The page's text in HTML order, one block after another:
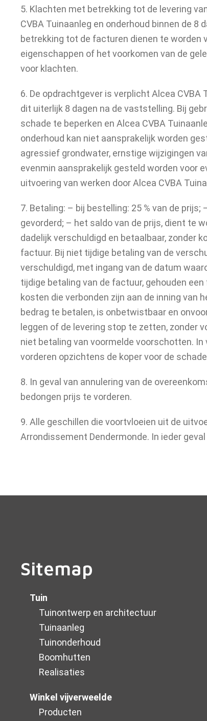
5. Klachten met betrekking tot de levering
CVBA Tuinaanleg en onderhoud binnen de
betrekking tot de facturen dienen te worden
eigenschappen of het voorkomen van de
voor klachten.
6. De opdrachtgever is verplicht Alcea
dit uiterlijk 8 dagen na de vaststelling. Bij
schade te beperken en Alcea CVBA
onderhoud kan niet aansprakelijk worden
agressief grondwater, ernstige wijzigingen
evenmin aansprakelijk gesteld worden voor
uitvoering van werken door Alcea CVBA
7. Betaling: – bij bestelling: 25 % van de
gevorderd; – het saldo van de prijs, dient te
dadelijk verschuldigd en betaalbaar, zonder
factuur. Bij niet tijdige betaling van de
verschuldigd, met ingang van de datum
tijdige betaling van de factuur, gehouden
kosten die verbonden zijn aan de inning van
bedrag te betalen, is onbetwistbaar en
leggen of de levering stop te zetten, zonder
niet betaling van voormelde voorschotten.
vorderen opzichtens de koper voor de
8. In geval van annulering van de
bedongen prijs te vorderen.
9. Alle geschillen die voortvloeien uit de
Arrondissement Dendermonde. In ieder
Sitemap
Tuin
Tuinontwerp en architectuur
Tuinaanleg
Tuinonderhoud
Boomhutten
Realisaties
Winkel vijverweelde
Producten